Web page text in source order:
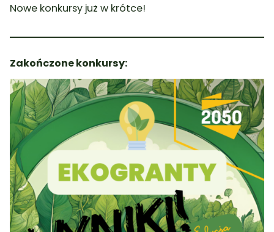
Nowe konkursy już w krótce!
Zakończone konkursy: